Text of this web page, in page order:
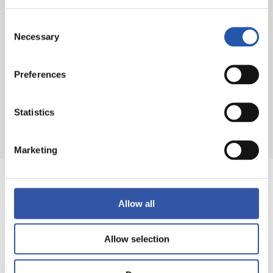
Selection
Necessary
Preferences
Statistics
Marketing
Allow all
Allow selection
EMAKUMEZKOEN